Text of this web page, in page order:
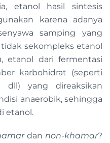
etanol hasil sintesis
karena adanya
samping yang
sekompleks etanol
etanol dari fermentasi
karbohidrat (seperti
dll) yang direaksikan
anaerobik, sehingga
etanol.
dan non-khamar?